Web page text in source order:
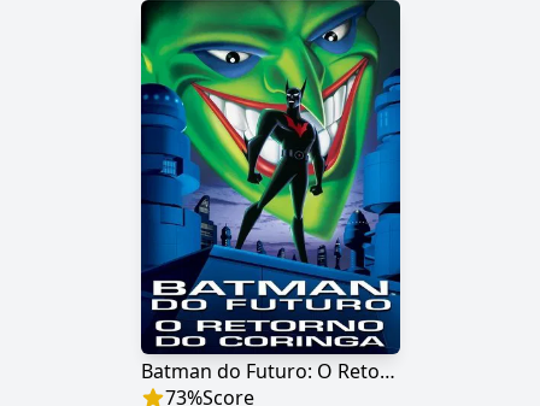
Batman do Futuro: O Retorno do Coringa
73%Score